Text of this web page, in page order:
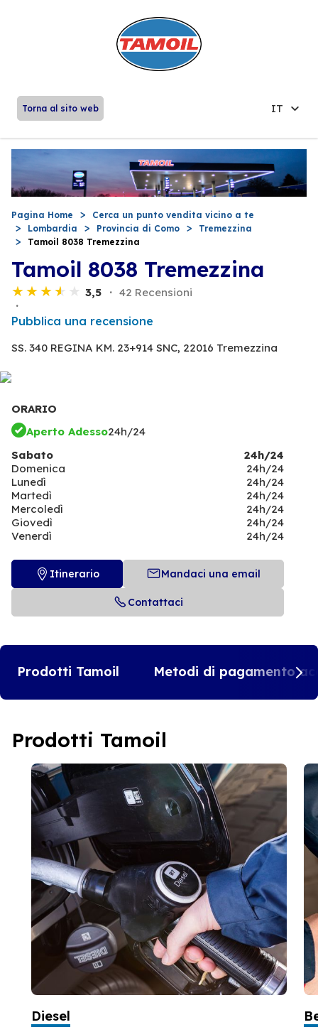
Torna al sito web IT
Pagina Home
Cerca un punto vendita vicino a te
Lombardia
Provincia di Como
Tremezzina
Tamoil 8038 Tremezzina
Tamoil 8038 Tremezzina
3,5 42 Recensioni
Pubblica una recensione
SS. 340 REGINA KM. 23+914 SNC, 22016 Tremezzina
ORARIO
Aperto Adesso24h/24
Sabato
24h/24
Domenica
24h/24
Lunedì
24h/24
Martedì
24h/24
Mercoledì
24h/24
Giovedì
24h/24
Venerdì
24h/24
Itinerario Mandaci una email
Contattaci
Prodotti Tamoil Metodi di pagamento
Prodotti Tamoil
Diesel